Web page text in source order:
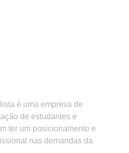
é uma empresa de
de estudantes e
ter um posicionamento e
nas demandas da